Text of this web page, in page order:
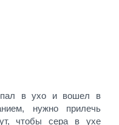
в ухо и вошел в
нужно прилечь
чтобы сера в ухе